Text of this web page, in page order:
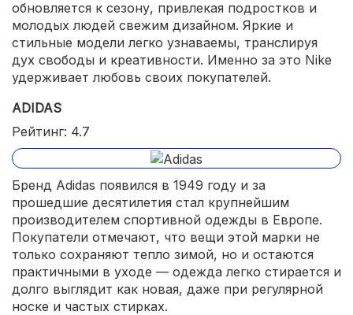
обновляется к сезону, привлекая подростков и
молодых людей свежим дизайном. Яркие и
стильные модели легко узнаваемы, транслируя
дух свободы и креативности. Именно за это Nike
удерживает любовь своих покупателей.
ADIDAS
Рейтинг: 4.7
Бренд Adidas появился в 1949 году и за
прошедшие десятилетия стал крупнейшим
производителем спортивной одежды в Европе.
Покупатели отмечают, что вещи этой марки не
только сохраняют тепло зимой, но и остаются
практичными в уходе — одежда легко стирается и
долго выглядит как новая, даже при регулярной
носке и частых стирках.